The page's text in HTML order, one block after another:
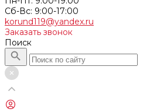
Cб-Вс: 9:00-17:00
korund119@yandex.ru
Заказать звонок
Поиск